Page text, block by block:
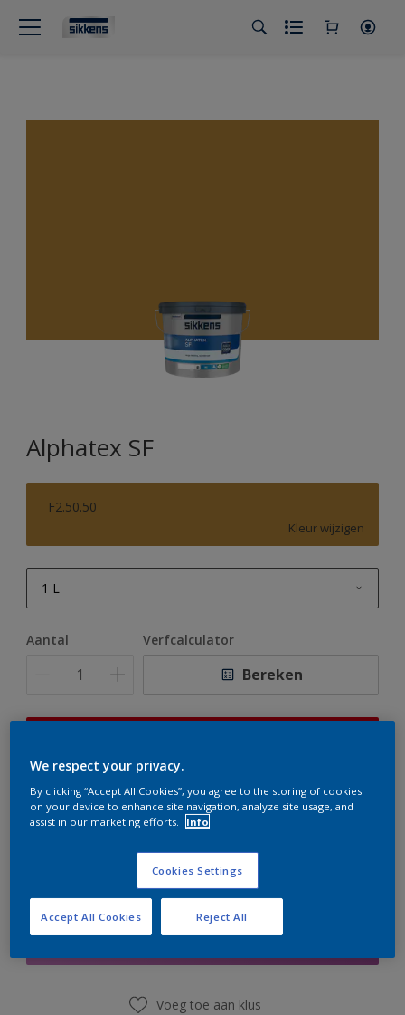
Alphatex SF
F2.50.50
Kleur wijzigen
1 L
10 L
Aantal Verfcalculator
Bereken
te bestellen. Houd de website in de gaten, we werken
er hard aan om de voorraad aan te vullen.
Boodschappenlijst
Voeg toe aan klus
We respect your privacy.
By clicking “Accept All Cookies”, you agree to the storing of cookies
on your device to enhance site navigation, analyze site usage, and
assist in our marketing efforts.
Info
Cookies Settings
Reject All
Accept All Cookies